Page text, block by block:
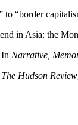
“border
in Asia: the
Narrative,
The Hudson Review